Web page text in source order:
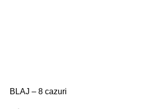
BLAJ – 8 cazuri